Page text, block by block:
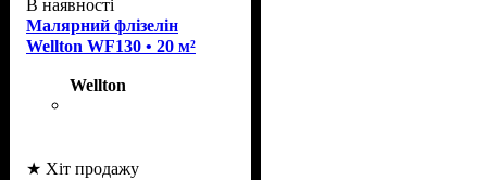
В наявності
Малярний флізелін
Wellton WF130 • 20 м²
Wellton
★ Хіт продажу